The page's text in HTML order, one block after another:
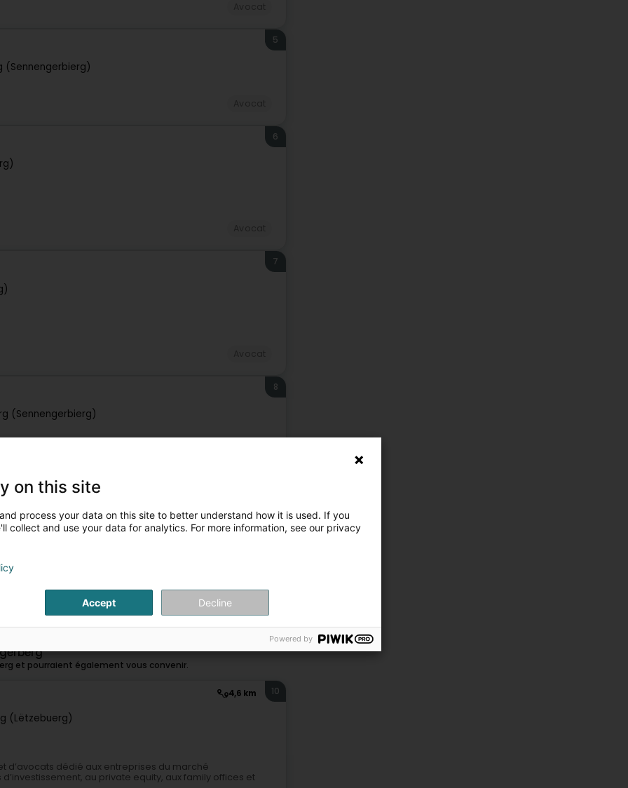
(Sennengerbierg)
5
6
7
(Sennengerbierg)
8
(Sennengerbierg)
9
et pourraient également vous convenir.
4,6 km
(Lëtzebuerg)
10
d’avocats dédié aux entreprises du marché
au private equity, aux family offices et
on this site
process your data on this site to better understand how it is used. If you
collect and use your data for analytics. For more information, see our privacy
Accept Decline
Powered by